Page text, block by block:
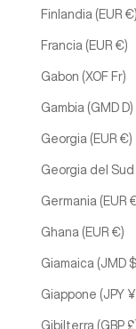
Finlandia (EUR €)
Francia (EUR €)
Gabon (XOF Fr)
Gambia (GMD D)
Georgia (EUR €)
Georgia del Sud
Germania (EUR
Ghana (EUR €)
Giamaica (JMD
Giappone (JPY
Gibilterra (GBP